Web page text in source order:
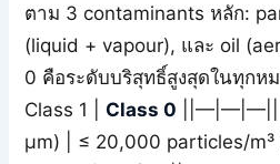
ตาม 3 contaminants หลัก:
(liquid + vapour), และ oil
0 คือระดับบริสุทธิ์สูงสุดในทุกห
Class 1 |Class 0 ||—|—|—||
µm) | ≤ 20,000 particles/m³